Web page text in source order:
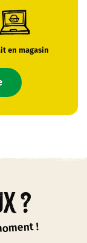
en magasin
?
!